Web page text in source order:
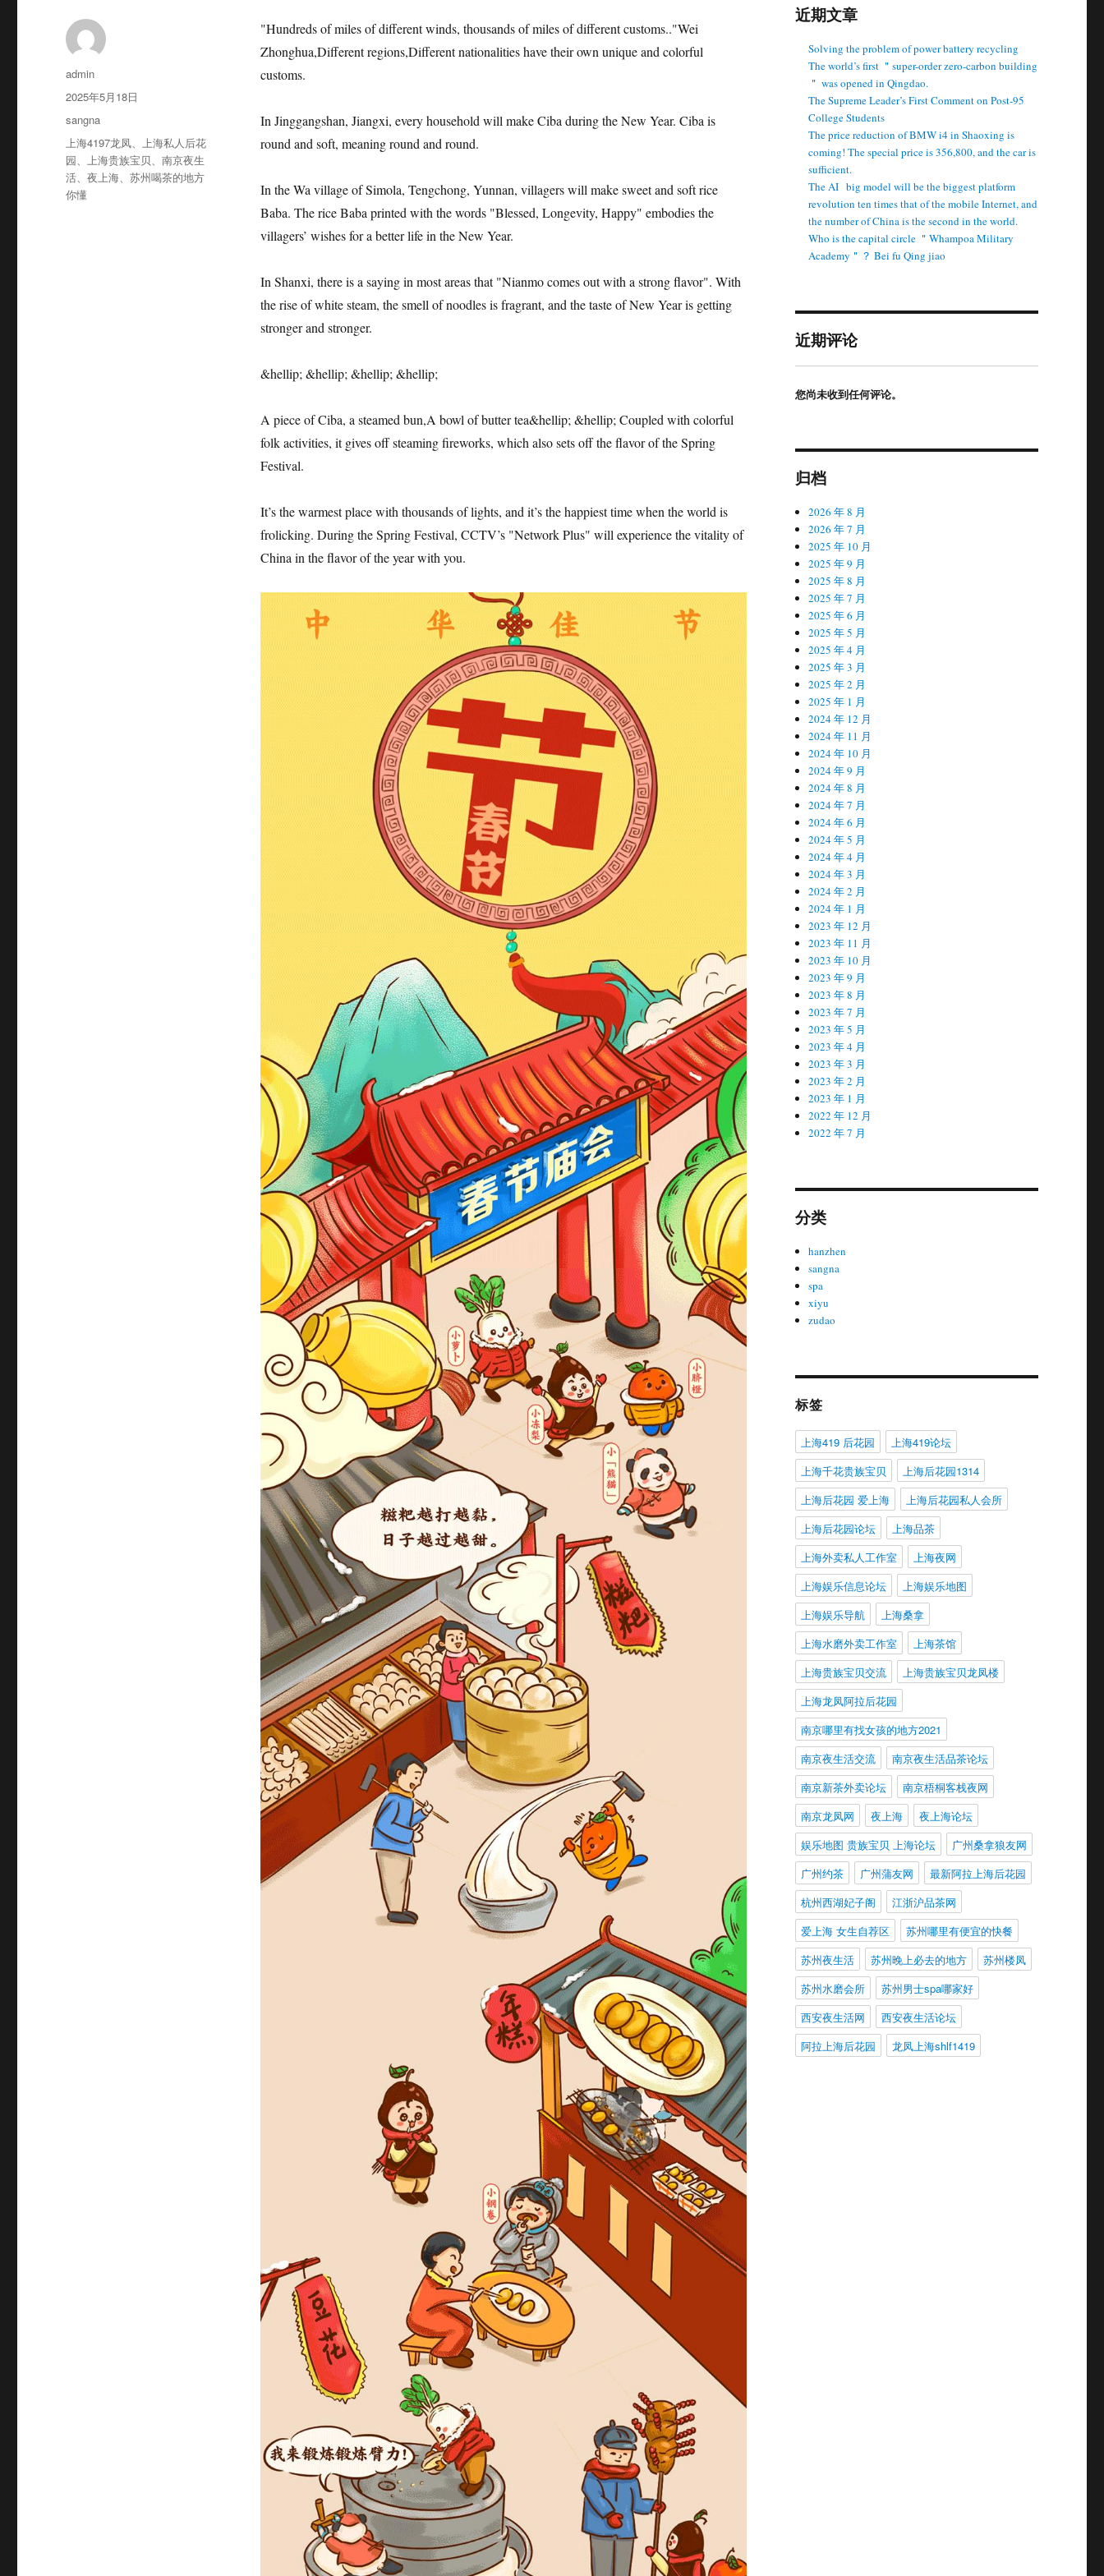
"Hundreds of miles of different winds, thousands of miles of different customs.."Wei
Zhonghua,Different regions,Different nationalities have their own unique and colorful
customs.
In Jinggangshan, Jiangxi, every household will make Ciba during the New Year. Ciba is
round and soft, meaning round and round.
In the Wa village of Simola, Tengchong, Yunnan, villagers will make sweet and soft rice
Baba. The rice Baba printed with the words "Blessed, Longevity, Happy" embodies the
villagers’ wishes for a better life in the New Year.
In Shanxi, there is a saying in most areas that "Nianmo comes out with a strong flavor". With
the rise of white steam, the smell of noodles is fragrant, and the taste of New Year is getting
stronger and stronger.
&hellip; &hellip; &hellip; &hellip;
A piece of Ciba, a steamed bun,A bowl of butter tea&hellip; &hellip; Coupled with colorful
folk activities, it gives off steaming fireworks, which also sets off the flavor of the Spring
Festival.
It’s the warmest place with thousands of lights, and it’s the happiest time when the world is
frolicking. During the Spring Festival, CCTV’s "Network Plus" will experience the vitality of
China in the flavor of the year with you.
作
者
admin
发
2025年5月18日
分
类
sangna
标
签
上海4197龙凤、上海私人后花
园、上海贵族宝贝、南京夜生
活、夜上海、苏州喝茶的地方
你懂
近期文章
Solving the problem of power battery recycling
The world’s first ＂super-order zero-carbon building
＂ was opened in Qingdao.
The Supreme Leader’s First Comment on Post-95
College Students
The price reduction of BMW i4 in Shaoxing is
coming! The special price is 356,800, and the car is
sufficient.
The AI ​ ​ big model will be the biggest platform
revolution ten times that of the mobile Internet, and
the number of China is the second in the world.
Who is the capital circle ＂Whampoa Military
Academy＂？ Bei fu Qing jiao
近期评论
您尚未收到任何评论。
归档
2026 年 8 月
2026 年 7 月
2025 年 10 月
2025 年 9 月
2025 年 8 月
2025 年 7 月
2025 年 6 月
2025 年 5 月
2025 年 4 月
2025 年 3 月
2025 年 2 月
2025 年 1 月
2024 年 12 月
2024 年 11 月
2024 年 10 月
2024 年 9 月
2024 年 8 月
2024 年 7 月
2024 年 6 月
2024 年 5 月
2024 年 4 月
2024 年 3 月
2024 年 2 月
2024 年 1 月
2023 年 12 月
2023 年 11 月
2023 年 10 月
2023 年 9 月
2023 年 8 月
2023 年 7 月
2023 年 5 月
2023 年 4 月
2023 年 3 月
2023 年 2 月
2023 年 1 月
2022 年 12 月
2022 年 7 月
分类
hanzhen
sangna
spa
xiyu
zudao
标签
上海419 后花园
上海419论坛
上海千花贵族宝贝
上海后花园1314
上海后花园 爱上海
上海后花园私人会所
上海后花园论坛
上海品茶
上海外卖私人工作室
上海夜网
上海娱乐信息论坛
上海娱乐地图
上海娱乐导航
上海桑拿
上海水磨外卖工作室
上海茶馆
上海贵族宝贝交流
上海贵族宝贝龙凤楼
上海龙凤阿拉后花园
南京哪里有找女孩的地方2021
南京夜生活交流
南京夜生活品茶论坛
南京新茶外卖论坛
南京梧桐客栈夜网
南京龙凤网
夜上海
夜上海论坛
娱乐地图 贵族宝贝 上海论坛
广州桑拿狼友网
广州约茶
广州蒲友网
最新阿拉上海后花园
杭州西湖妃子阁
江浙沪品茶网
爱上海 女生自荐区
苏州哪里有便宜的快餐
苏州夜生活
苏州晚上必去的地方
苏州楼凤
苏州水磨会所
苏州男士spa哪家好
西安夜生活网
西安夜生活论坛
阿拉上海后花园
龙凤上海shlf1419